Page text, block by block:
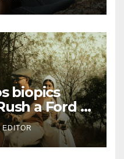
biopics
a Ford v
EDITOR